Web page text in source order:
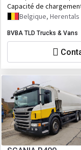
Capacité de
Belgique, Herentals
BVBA TLD Trucks & Vans